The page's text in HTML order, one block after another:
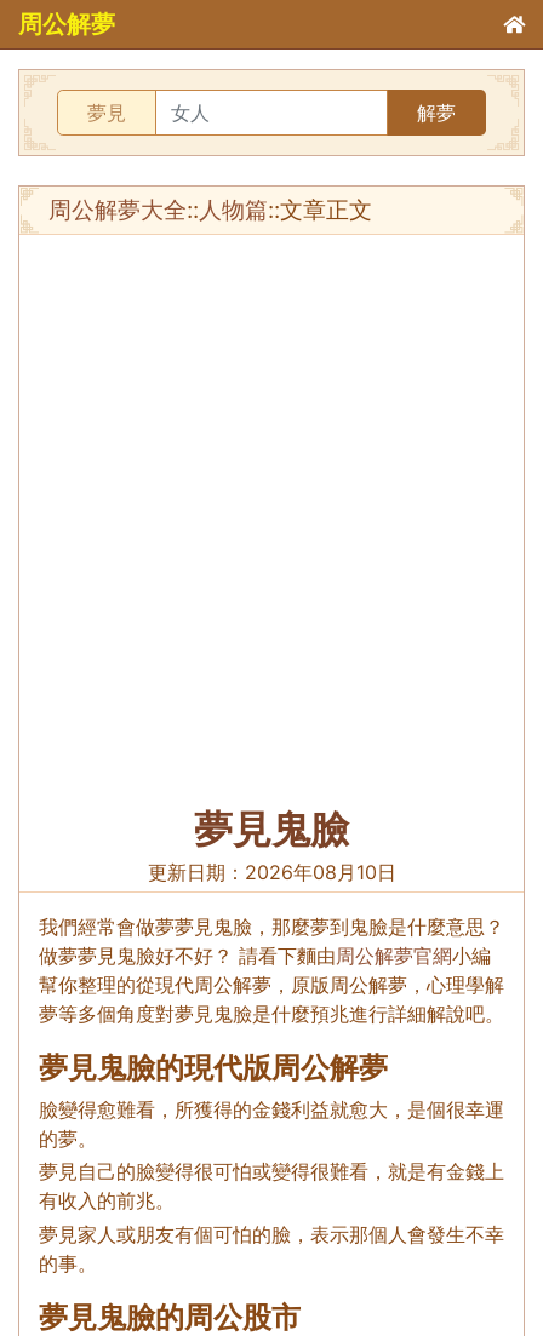
周公解夢
夢見 解夢
周公解夢大全::人物篇::文章正文
夢見鬼臉
更新日期： 2026年08月10日
我們經常會做夢夢見鬼臉，那麼夢到鬼臉是什麼意思？
做夢夢見鬼臉好不好？ 請看下麵由周公解夢官網小編
幫你整理的從現代周公解夢，原版周公解夢，心理學解
夢等多個角度對夢見鬼臉是什麼預兆進行詳細解說吧。
夢見鬼臉的現代版周公解夢
臉變得愈難看，所獲得的金錢利益就愈大，是個很幸運
的夢。
夢見自己的臉變得很可怕或變得很難看，就是有金錢上
有收入的前兆。
夢見家人或朋友有個可怕的臉，表示那個人會發生不幸
的事。
夢見鬼臉的周公股市